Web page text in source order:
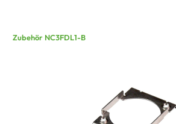
Zubehör NC3FDL1-B